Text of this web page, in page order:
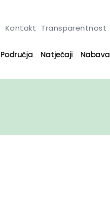
Kontakt Transparentnost
Područja Natječaji Nabava